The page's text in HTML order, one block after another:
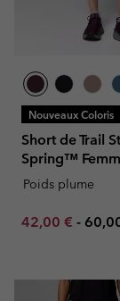
Nouveaux Coloris
Short de Trail
Spring™
Poids plume
Minimum sale
42,00 € -